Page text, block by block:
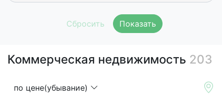
Показать
Коммерческая недвижимость 203
по цене(убывание)